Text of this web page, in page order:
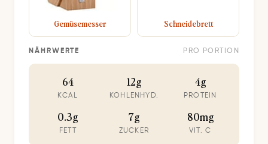
Gemüsemesser Schneidebrett
NÄHRWERTE PRO PORTION
64
KCAL
12g
KOHLENHYD.
4g
PROTEIN
0.3g
FETT
7g
ZUCKER
80mg
VIT. C